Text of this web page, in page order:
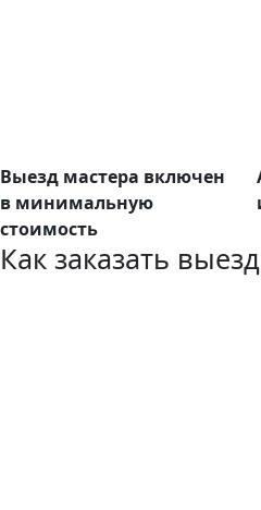
Выезд мастера включен
в минимальную
стоимость
Как заказать